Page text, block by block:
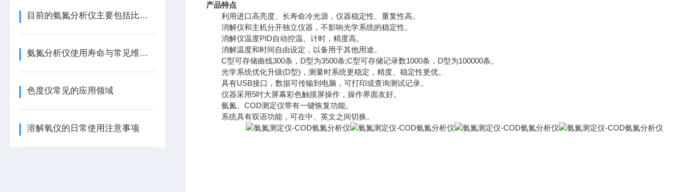
目前的氨氮分析仪主要包括比色法测量和电极法测量
氨氮分析仪使用寿命与常见维护问题探讨
色度仪常见的应用领域
溶解氧仪的日常使用注意事项
产品特点
利用进口高亮度、长寿命冷光源，仪器稳定性、重复性高。
消解仪和主机分开独立仪器，不影响光学系统的稳定性。
消解仪温度PID自动控温、计时，精度高。
消解温度和时间自由设定，以备用于其他用途。
C型可存储曲线300条，D型为3500条;C型可存储记录数1000条，D型为100000条。
光学系统优化升级(D型)，测量时系统更稳定，精度、稳定性更优。
具有USB接口，数据可传输到电脑，可打印或查询测试记录。
仪器采用5吋大屏幕彩色触摸屏操作，操作界面友好。
氨氮、COD测定仪带有一键恢复功能。
系统具有双语功能，可在中、英文之间切换。